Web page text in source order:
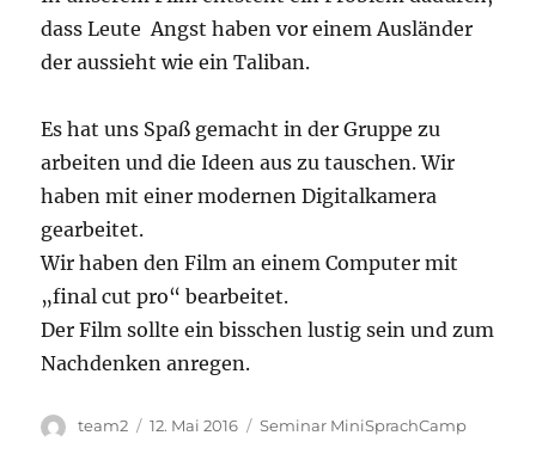
dass Leute Angst haben vor einem Ausländer
der aussieht wie ein Taliban.
Es hat uns Spaß gemacht in der Gruppe zu
arbeiten und die Ideen aus zu tauschen. Wir
haben mit einer modernen Digitalkamera
gearbeitet.
Wir haben den Film an einem Computer mit
„final cut pro“ bearbeitet.
Der Film sollte ein bisschen lustig sein und zum
Nachdenken anregen.
Autor
team2
Veröffentlicht
12. Mai 2016 Kategorien
Seminar MiniSprachCamp